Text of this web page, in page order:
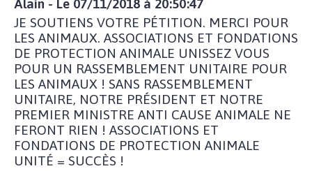
Alain - Le 07/11/2018 à 20:50:47
JE SOUTIENS VOTRE PÉTITION. MERCI POUR
LES ANIMAUX. ASSOCIATIONS ET FONDATIONS
DE PROTECTION ANIMALE UNISSEZ VOUS
POUR UN RASSEMBLEMENT UNITAIRE POUR
LES ANIMAUX ! SANS RASSEMBLEMENT
UNITAIRE, NOTRE PRÉSIDENT ET NOTRE
PREMIER MINISTRE ANTI CAUSE ANIMALE NE
FERONT RIEN ! ASSOCIATIONS ET
FONDATIONS DE PROTECTION ANIMALE
UNITÉ = SUCCÈS !